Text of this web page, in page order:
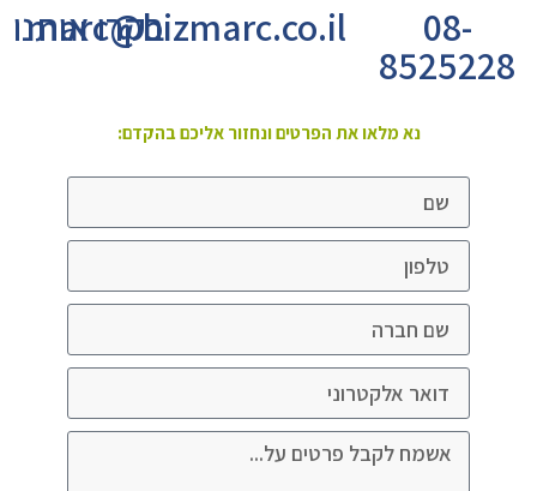
08-
8525228
marc@bizmarc.co.il
בקרו אותנו
נא מלאו את הפרטים ונחזור אליכם בהקדם: